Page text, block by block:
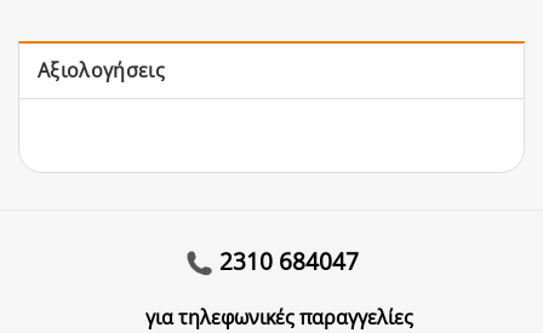
Αξιολογήσεις
2310 684047
για τηλεφωνικές παραγγελίες